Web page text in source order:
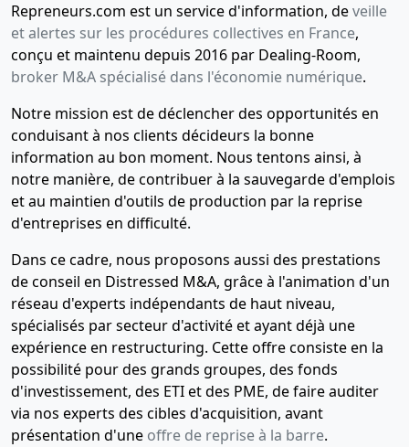
Repreneurs.com est un service d'information, deveille
et alertes sur les procédures collectives en France,
conçu et maintenu depuis 2016 par Dealing-Room,
broker M&A spécialisé dans l'économie numérique.
Notre mission est de déclencher des opportunités en
conduisant à nos clients décideurs la bonne
information au bon moment. Nous tentons ainsi, à
notre manière, de contribuer à la sauvegarde d'emplois
et au maintien d'outils de production par la reprise
d'entreprises en difficulté.
Dans ce cadre, nous proposons aussi des prestations
de conseil en Distressed M&A, grâce à l'animation d'un
réseau d'experts indépendants de haut niveau,
spécialisés par secteur d'activité et ayant déjà une
expérience en restructuring. Cette offre consiste en la
possibilité pour des grands groupes, des fonds
d'investissement, des ETI et des PME, de faire auditer
via nos experts des cibles d'acquisition, avant
présentation d'une offre de reprise à la barre.